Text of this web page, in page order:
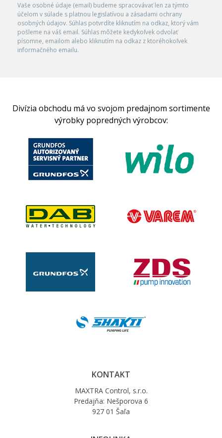
Vaše osobné údaje (email) budeme spracovávať len za týmto
účelom v súlade s platnou legislatívou a zásadami ochrany
osobných údajov. Súhlas potvrdíte kliknutím na odkaz, ktorý vám
pošleme na váš email. Súhlas môžete kedykoľvek odvolať
písomne, emailom alebo kliknutím na odkaz z ktoréhokoľvek
informačného emailu.
Divízia obchodu má vo svojom predajnom sortimente
výrobky popredných výrobcov:
KONTAKT
MAXTRA Control, s.r.o.
Predajňa: Nešporova 6
927 01 Šaľa